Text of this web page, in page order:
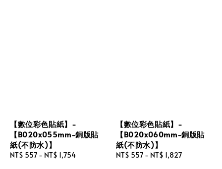
【數位彩色貼紙】-
【B020x055mm-銅版貼
紙(不防水)】
Regular
NT$ 557 - NT$ 1,754
【數位彩色貼紙】-
【B020x060mm-銅版貼
紙(不防水)】
Regular
NT$ 557 - NT$ 1,827